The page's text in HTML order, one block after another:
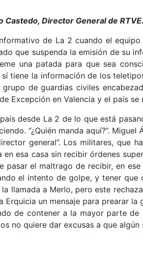
Castedo, Director General de RTVE.
de La 2 cuando el
que suspenda la emisión de su
una patada para que sea
tiene la información de los
de guardias civiles
Excepción en Valencia y el país se
desde La 2 de lo que está
“¿Quién manda aquí?”.
general”. Los militares, que
esa casa sin recibir órdenes
pasar el maltrago de recibir, en
el intento de golpe, y tener
llamada a Merlo, pero este
un mensaje para prearar la
de contener a la mayor parte
no quiere dar excusas a que